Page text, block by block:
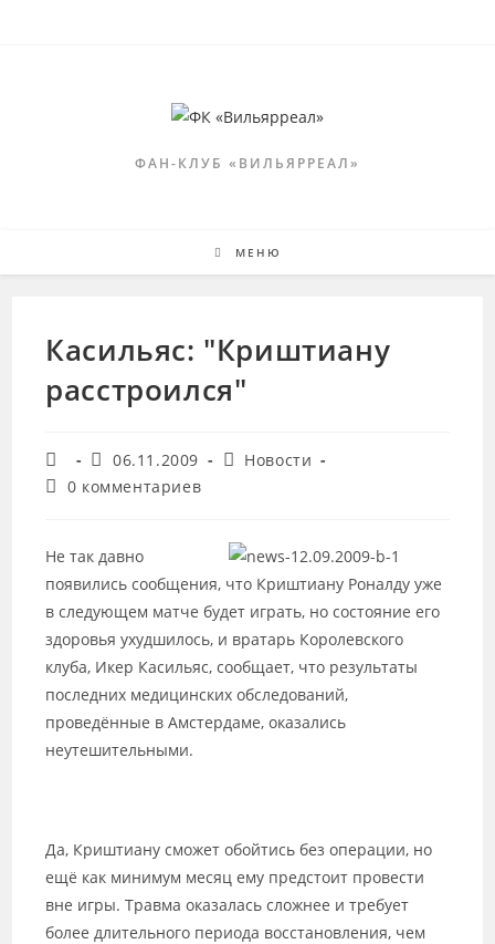
ФАН-КЛУБ «ВИЛЬЯРРЕАЛ»
МЕНЮ
Касильяс: "Криштиану
расстроился"
Автор
записи:
Запись
опубликована:
06.11.2009
Рубрика
Новости
Комментарии
0 комментариев
Не так давно
появились сообщения, что Криштиану Роналду уже
в следующем матче будет играть, но состояние его
здоровья ухудшилось, и вратарь Королевского
клуба, Икер Касильяс, сообщает, что результаты
последних медицинских обследований,
проведённые в Амстердаме, оказались
неутешительными.
Да, Криштиану сможет обойтись без операции, но
ещё как минимум месяц ему предстоит провести
вне игры. Травма оказалась сложнее и требует
более длительного периода восстановления, чем